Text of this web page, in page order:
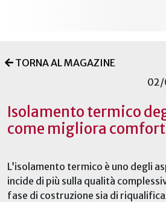
TORNA AL MAGAZINE
02/
Isolamento termico
come migliora comfort
L’isolamento termico è uno degli
incide di più sulla qualità
fase di costruzione sia di